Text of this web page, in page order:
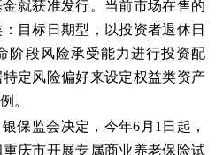
就获准发行。当前市场在售的
目标日期型，以投资者退休日
阶段风险承受能力进行投资配
定风险偏好来设定权益类资产
。
保监会决定，今年6月1日起，
庆市开展专属商业养老保险试